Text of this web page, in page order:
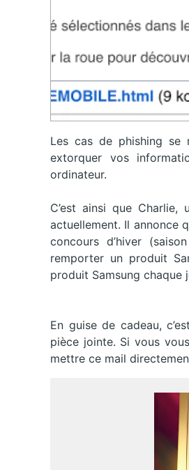
Les cas de phishing se
extorquer vos
ordinateur.
C’est ainsi que
actuellement. Il annonce
concours d’hiver
remporter un produit
produit Samsung chaque
En guise de cadeau,
pièce jointe. Si vous
mettre ce mail